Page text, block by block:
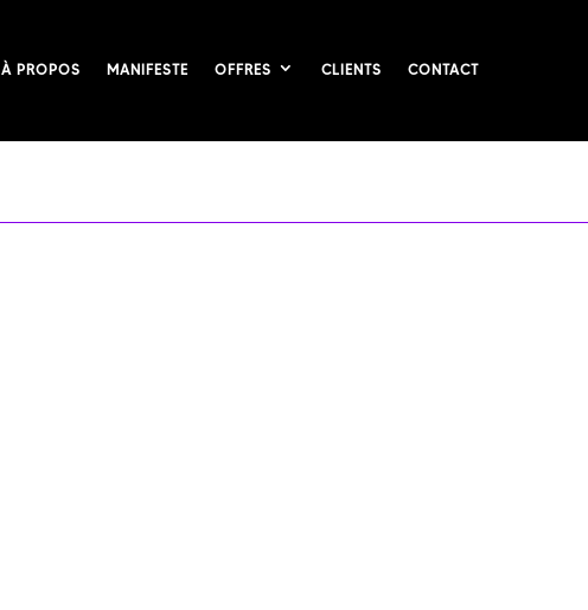
À PROPOS MANIFESTE OFFRES CLIENTS CONTACT